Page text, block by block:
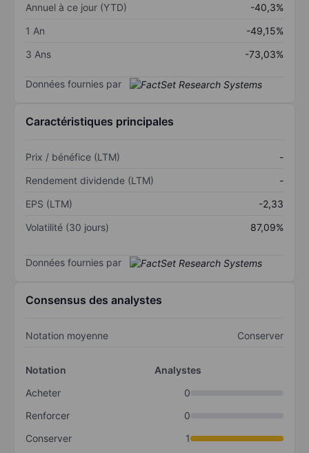
Annuel à ce jour (YTD)
-40,3%
1 An
-49,15%
3 Ans
-73,03%
Données fournies par
Caractéristiques principales
Prix / bénéfice (LTM)
-
Rendement dividende (LTM)
-
EPS (LTM)
-2,33
Volatilité (30 jours)
87,09%
Données fournies par
Consensus des analystes
Notation moyenne Conserver
Notation
Analystes
Acheter
0
Renforcer
0
Conserver
1